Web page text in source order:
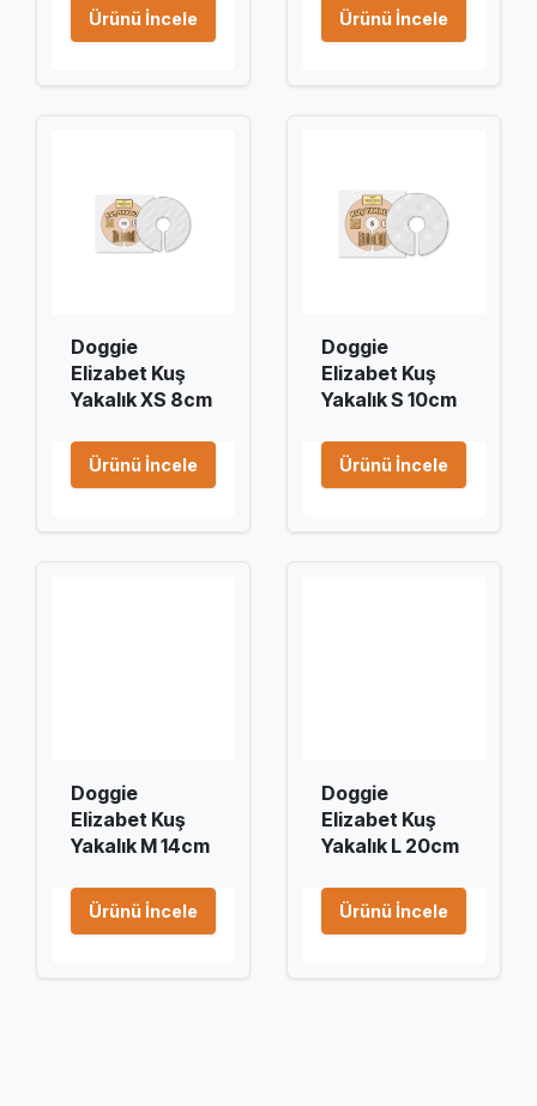
Ürünü İncele Ürünü İncele
Doggie
Elizabet Kuş
Yakalık XS 8cm
Ürünü İncele
Doggie
Elizabet Kuş
Yakalık S 10cm
Ürünü İncele
Doggie
Elizabet Kuş
Yakalık M 14cm
Ürünü İncele
Doggie
Elizabet Kuş
Yakalık L 20cm
Ürünü İncele